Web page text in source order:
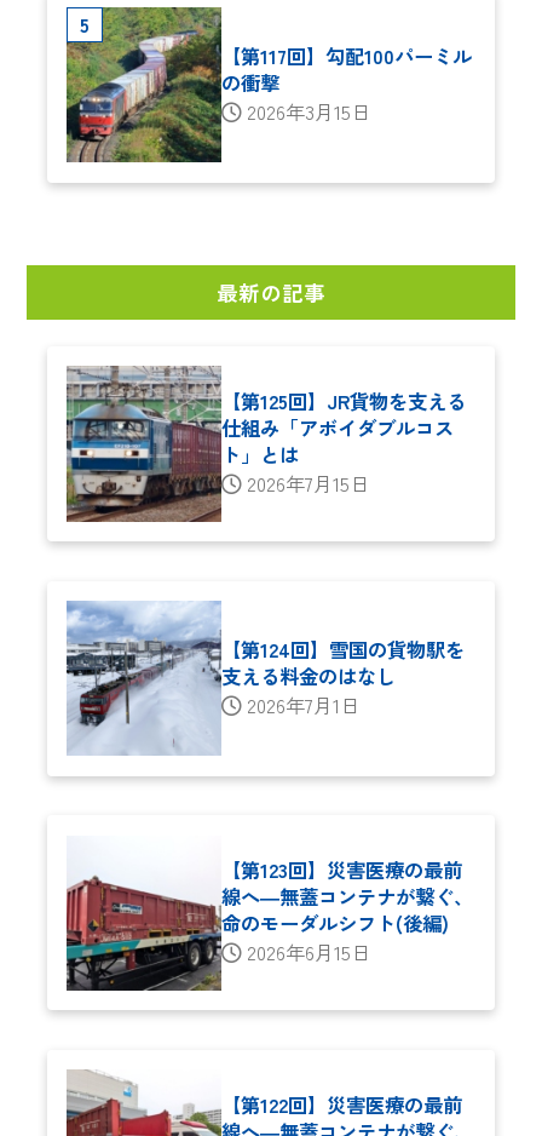
【第117回】勾配100パーミル
の衝撃
2026年3月15日
最新の記事
【第125回】JR貨物を支える
仕組み「アボイダブルコス
ト」とは
2026年7月15日
【第124回】雪国の貨物駅を
支える料金のはなし
2026年7月1日
【第123回】災害医療の最前
線へ―無蓋コンテナが繋ぐ、
命のモーダルシフト(後編)
2026年6月15日
【第122回】災害医療の最前